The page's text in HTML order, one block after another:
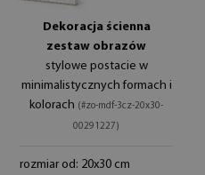
Dekoracja ścienna
zestaw obrazów
stylowe postacie w
minimalistycznych formach i
kolorach (#zo-mdf-3cz-20x30-
00291227)
rozmiar od: 20x30 cm